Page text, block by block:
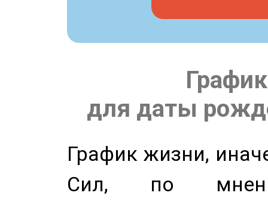
для даты
График жизни,
Сил, по